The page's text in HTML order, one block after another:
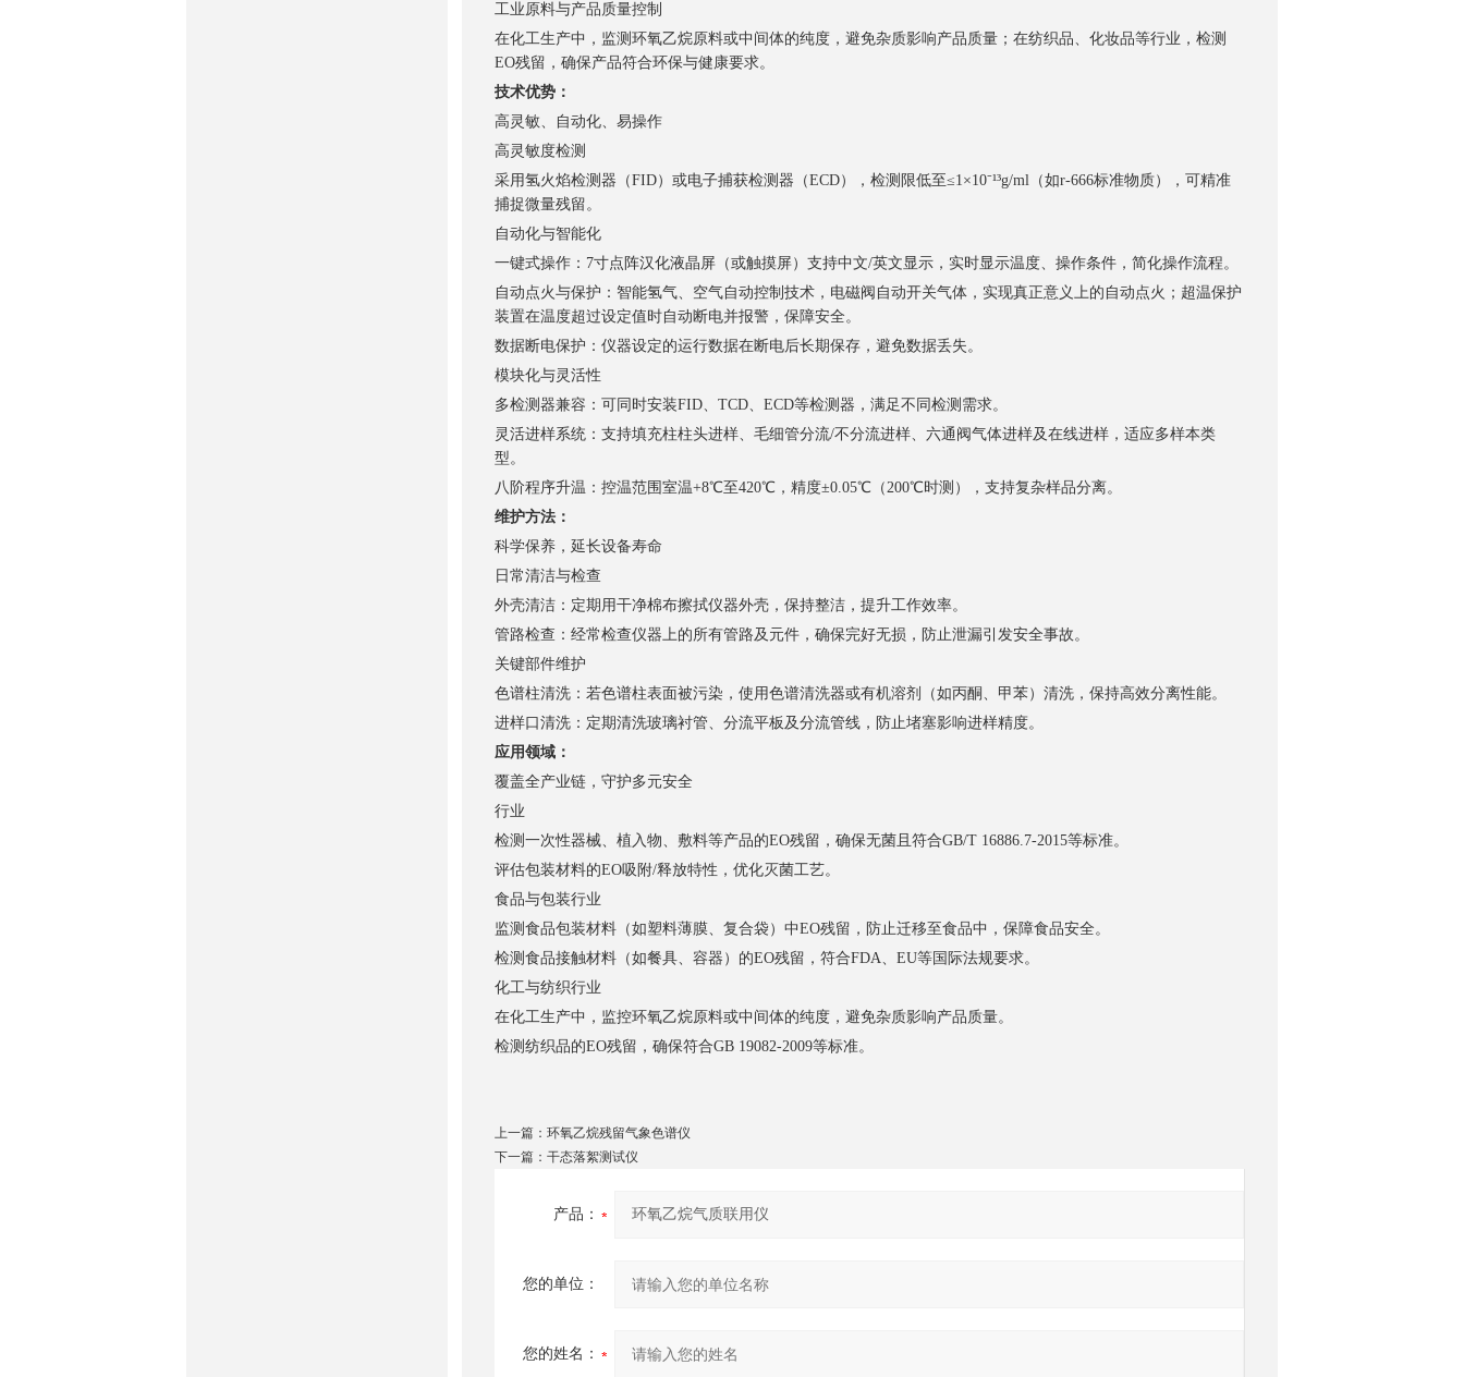
工业原料与产品质量控制
在化工生产中，监测环氧乙烷原料或中间体的纯度，避免杂质影响产品质量；在纺织品、化妆品等行业，检测
EO残留，确保产品符合环保与健康要求。
技术优势：
高灵敏、自动化、易操作
高灵敏度检测
采用氢火焰检测器（FID）或电子捕获检测器（ECD），检测限低至≤1×10⁻¹³g/ml（如r-666标准物质），可精准
捕捉微量残留。
自动化与智能化
一键式操作：7寸点阵汉化液晶屏（或触摸屏）支持中文/英文显示，实时显示温度、操作条件，简化操作流程。
自动点火与保护：智能氢气、空气自动控制技术，电磁阀自动开关气体，实现真正意义上的自动点火；超温保护
装置在温度超过设定值时自动断电并报警，保障安全。
数据断电保护：仪器设定的运行数据在断电后长期保存，避免数据丢失。
模块化与灵活性
多检测器兼容：可同时安装FID、TCD、ECD等检测器，满足不同检测需求。
灵活进样系统：支持填充柱柱头进样、毛细管分流/不分流进样、六通阀气体进样及在线进样，适应多样本类
型。
八阶程序升温：控温范围室温+8℃至420℃，精度±0.05℃（200℃时测），支持复杂样品分离。
维护方法：
科学保养，延长设备寿命
日常清洁与检查
外壳清洁：定期用干净棉布擦拭仪器外壳，保持整洁，提升工作效率。
管路检查：经常检查仪器上的所有管路及元件，确保完好无损，防止泄漏引发安全事故。
关键部件维护
色谱柱清洗：若色谱柱表面被污染，使用色谱清洗器或有机溶剂（如丙酮、甲苯）清洗，保持高效分离性能。
进样口清洗：定期清洗玻璃衬管、分流平板及分流管线，防止堵塞影响进样精度。
应用领域：
覆盖全产业链，守护多元安全
行业
检测一次性器械、植入物、敷料等产品的EO残留，确保无菌且符合GB/T 16886.7-2015等标准。
评估包装材料的EO吸附/释放特性，优化灭菌工艺。
食品与包装行业
监测食品包装材料（如塑料薄膜、复合袋）中EO残留，防止迁移至食品中，保障食品安全。
检测食品接触材料（如餐具、容器）的EO残留，符合FDA、EU等国际法规要求。
化工与纺织行业
在化工生产中，监控环氧乙烷原料或中间体的纯度，避免杂质影响产品质量。
检测纺织品的EO残留，确保符合GB 19082-2009等标准。
上一篇： 环氧乙烷残留气象色谱仪
下一篇： 干态落絮测试仪
产品：
您的单位：
您的姓名：